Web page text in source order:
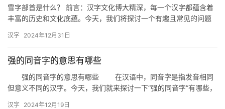
雪字部首是什么？ 前言：汉字文化博大精深，每一个汉字都蕴含着
丰富的历史和文化底蕴。今天，我们将探讨一个有趣且常见的问题
汉…
汉字 2024年12月31日
强的同音字的意思有哪些
强的同音字的意思有哪些 在汉语中，同音字是指发音相同
但意义不同的汉字。今天，我们就来探讨一下“强的同音字”有哪些，
汉字 2024年12月19日